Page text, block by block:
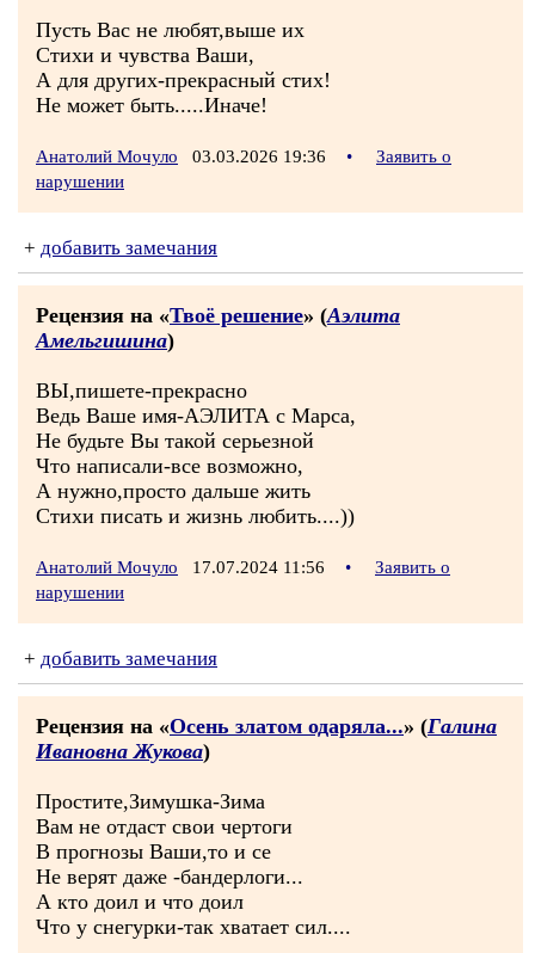
Пусть Вас не любят,выше их
Стихи и чувства Ваши,
А для других-прекрасный стих!
Не может быть.....Иначе!
Анатолий Мочуло 03.03.2026 19:36 •
Заявить о
нарушении
+ добавить замечания
Рецензия на «Твоё решение» (Аэлита
Амельгишина)
ВЫ,пишете-прекрасно
Ведь Ваше имя-АЭЛИТА с Марса,
Не будьте Вы такой серьезной
Что написали-все возможно,
А нужно,просто дальше жить
Стихи писать и жизнь любить....))
Анатолий Мочуло 17.07.2024 11:56 •
Заявить о
нарушении
+ добавить замечания
Рецензия на «Осень златом одаряла...» (Галина
Ивановна Жукова)
Простите,Зимушка-Зима
Вам не отдаст свои чертоги
В прогнозы Ваши,то и се
Не верят даже -бандерлоги...
А кто доил и что доил
Что у снегурки-так хватает сил....